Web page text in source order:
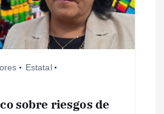
Estatal
sobre riesgos de